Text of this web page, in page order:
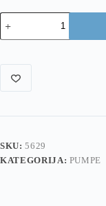
SKU:5629
KATEGORIJA: PUMPE